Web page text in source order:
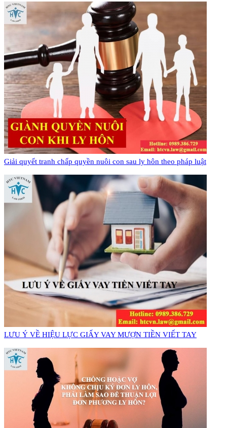
Giải quyết tranh chấp quyền nuôi con sau ly hôn theo pháp luật
​LƯU Ý VỀ HIỆU LỰC GIẤY VAY MƯỢN TIỀN VIẾT TAY